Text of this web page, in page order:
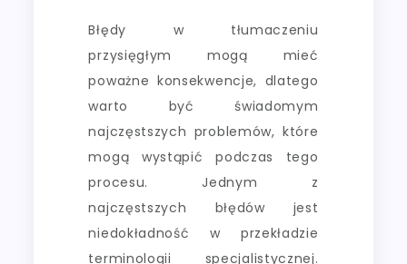
Błędy w tłumaczeniu
przysięgłym mogą mieć
poważne konsekwencje, dlatego
warto być świadomym
najczęstszych problemów, które
mogą wystąpić podczas tego
procesu. Jednym z
najczęstszych błędów jest
niedokładność w przekładzie
terminologii specjalistycznej.